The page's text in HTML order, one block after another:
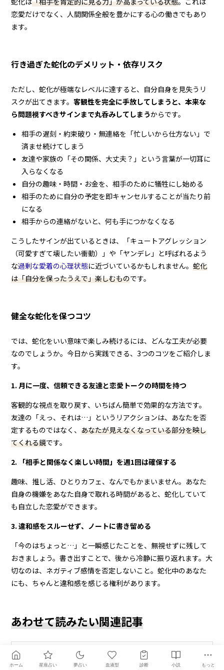
恋愛だけでなく、人間関係全般を豊かにする心の働きでもあり
ます。
行き過ぎた蛇化のデメリット・依存リスク
ただし、蛇化が極端なレベルに達すると、自分自身を見失うリ
スクが出てきます。客観性を完全に手放してしまうと、本来な
ら問題視すべきサインまで丸呑みしてしまうからです。
相手の遅刻・約束破り・無連絡を「忙しいから仕方ない」で
済ませ続けてしまう
友達や家族の「その関係、大丈夫？」という言葉が一切耳に
入らなくなる
自分の趣味・時間・お金を、相手のために犠牲にし始める
相手のために自分の予定を即キャンセルすることが当たり前
になる
相手からの連絡がないと、何も手につかなくなる
こうしたサインが出ているときは、「キュートアグレッション
（可愛すぎて壊したい衝動）」や「ヤンデレ」と呼ばれるよう
な過剰な愛着の心理状態に近づいているかもしれません。蛇化
は「自分を保ったうえで」楽しむものです。
健全な蛇化を保つコツ
では、蛇化をいい意味で楽しみ続けるには、どんな工夫が必要
なのでしょうか。今日から実践できる、3つのコツをご紹介しま
す。
1. 月に一度、信頼できる友達と恋愛トークの時間を持つ
客観的な視点を取り戻す、いちばん簡単で効果的な方法です。
友達の「えっ、それは…」というリアクションは、あなたを否
定するものではなく、あなたが見えなくなっている部分を映し
てくれる鏡です。
2. 「相手と関係なく楽しい時間」を週1回は確保する
趣味、推し活、ひとりカフェ、なんでもかまいません。あなた
自身の機嫌をあなた自身で取れる時間があると、蛇化していて
も自立した恋愛ができます。
3. 違和感をスルーせず、ノートに書き留める
「今のはちょっと…」と一瞬感じたことを、無視せずに残して
おきましょう。書き出すことで、後から冷静に振り返れます。大
切なのは、ネガティブ感情を否定しないこと。蛇化中のあなた
にも、ちゃんと違和感を感じる権利があります。
あわせて読みたい関連記事
あわせて読みたい
ホーム 星座占い 夢占い 血液型 診断 小説 もっと